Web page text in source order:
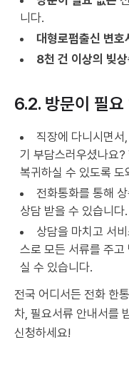
니다.
대형로펌출신 변호
8천 건 이상의 빚
6.2. 방문이 필
직장에 다니시면
기 부담스러우셨나요?
복귀하실 수 있도록 도
전화통화를 통해
상담 받을 수 있습니다.
상담을 마치고 서
스로 모든 서류를 주
실 수 있습니다.
전국 어디서든 전화 한
차, 필요서류 안내서를
신청하세요!